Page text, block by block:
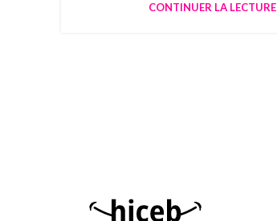
CONTINUER LA LECTURE